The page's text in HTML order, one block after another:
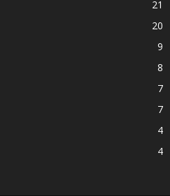
21
20
9
8
7
7
4
4